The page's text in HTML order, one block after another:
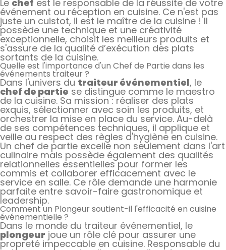
Le chef est le responsable de la réussite de votre
événement ou réception en cuisine. Ce n'est pas
juste un cuistot, il est le maître de la cuisine ! Il
possède une technique et une créativité
exceptionnelle, choisit les meilleurs produits et
s'assure de la qualité d’exécution des plats
sortants de la cuisine.
Quelle est l'importance d'un Chef de Partie dans les
événements traiteur ?
Dans l'univers du traiteur événementiel, le
chef de partie se distingue comme le maestro
de la cuisine. Sa mission : réaliser des plats
exquis, sélectionner avec soin les produits, et
orchestrer la mise en place du service. Au-delà
de ses compétences techniques, il applique et
veille au respect des règles d'hygiène en cuisine.
Un chef de partie excelle non seulement dans l'art
culinaire mais possède également des qualités
relationnelles essentielles pour former les
commis et collaborer efficacement avec le
service en salle. Ce rôle demande une harmonie
parfaite entre savoir-faire gastronomique et
leadership.
Comment un Plongeur soutient-il l'efficacité en cuisine
événementielle ?
Dans le monde du traiteur événementiel, le
plongeur joue un rôle clé pour assurer une
propreté impeccable en cuisine. Responsable du